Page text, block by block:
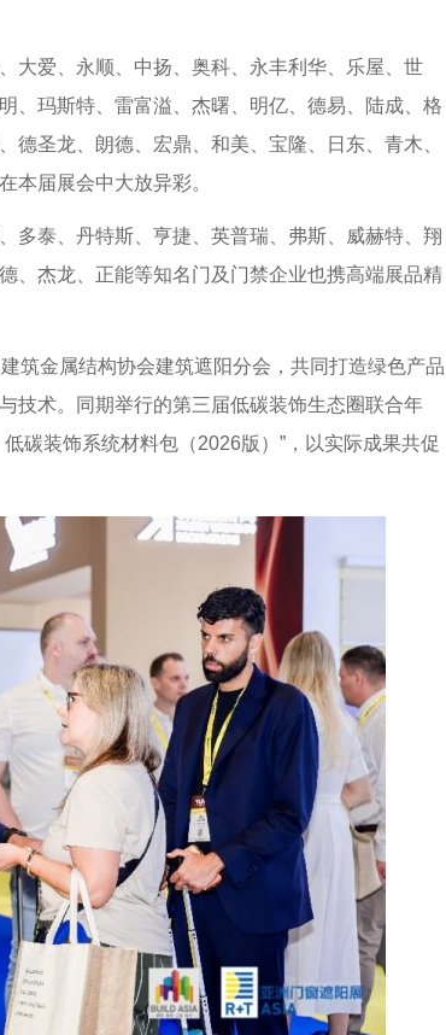
爱、永顺、中扬、奥科、永丰利华、乐屋、世
、玛斯特、雷富溢、杰曙、明亿、德易、陆成、格
圣龙、朗德、宏鼎、和美、宝隆、日东、青木、
本届展会中大放异彩。
泰、丹特斯、亨捷、英普瑞、弗斯、威赫特、翔
、杰龙、正能等知名门及门禁企业也携高端展品精
金属结构协会建筑遮阳分会，共同打造绿色产品
技术。同期举行的第三届低碳装饰生态圈联合年
碳装饰系统材料包（2026版）”，以实际成果共促